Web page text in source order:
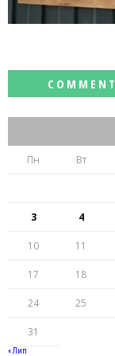
Пн Вт
3 4
10 11
17 18
24 25
31
« Лип